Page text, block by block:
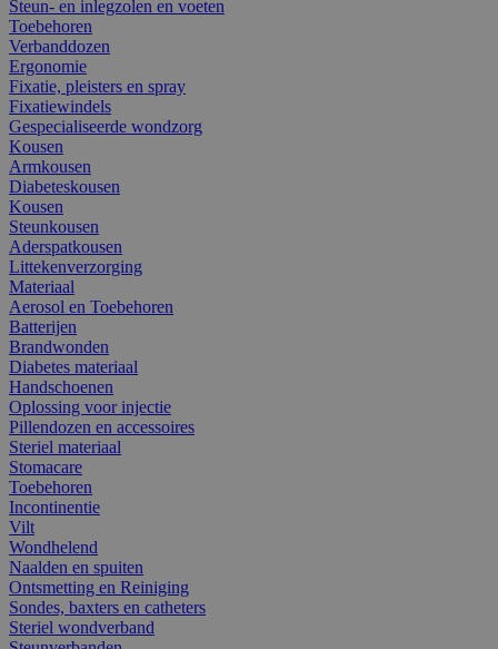
Steun- en inlegzolen en voeten
Toebehoren
Verbanddozen
Ergonomie
Fixatie, pleisters en spray
Fixatiewindels
Gespecialiseerde wondzorg
Kousen
Armkousen
Diabeteskousen
Kousen
Steunkousen
Aderspatkousen
Littekenverzorging
Materiaal
Aerosol en Toebehoren
Batterijen
Brandwonden
Diabetes materiaal
Handschoenen
Oplossing voor injectie
Pillendozen en accessoires
Steriel materiaal
Stomacare
Toebehoren
Incontinentie
Vilt
Wondhelend
Naalden en spuiten
Ontsmetting en Reiniging
Sondes, baxters en catheters
Steriel wondverband